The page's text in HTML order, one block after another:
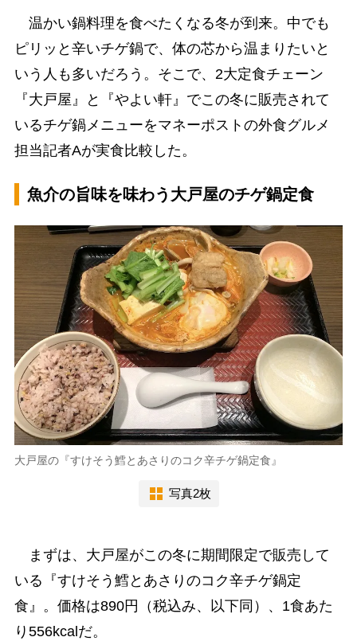
温かい鍋料理を食べたくなる冬が到来。中でも
ピリッと辛いチゲ鍋で、体の芯から温まりたいと
いう人も多いだろう。そこで、2大定食チェーン
『大戸屋』と『やよい軒』でこの冬に販売されて
いるチゲ鍋メニューをマネーポストの外食グルメ
担当記者Aが実食比較した。
魚介の旨味を味わう大戸屋のチゲ鍋定食
大戸屋の『すけそう鱈とあさりのコク辛チゲ鍋定食』
写真2枚
まずは、大戸屋がこの冬に期間限定で販売して
いる『すけそう鱈とあさりのコク辛チゲ鍋定
食』。価格は890円（税込み、以下同）、1食あた
り556kcalだ。